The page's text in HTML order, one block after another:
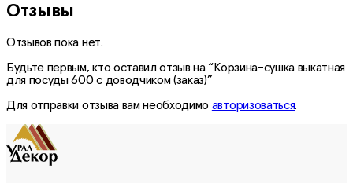
Отзывы
Отзывов пока нет.
Будьте первым, кто оставил отзыв на “Корзина-сушка выкатная
для посуды 600 с доводчиком (заказ)”
Для отправки отзыва вам необходимо авторизоваться.